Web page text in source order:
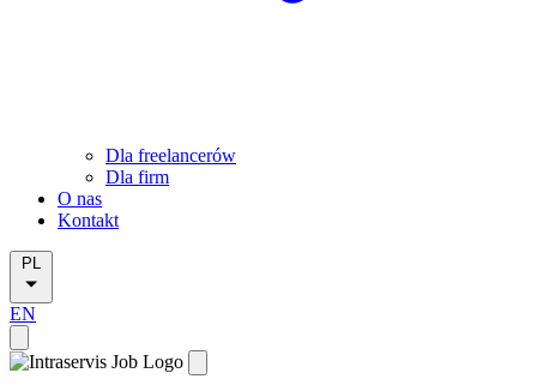
Dla freelancerów
Dla firm
O nas
Kontakt
PL
EN